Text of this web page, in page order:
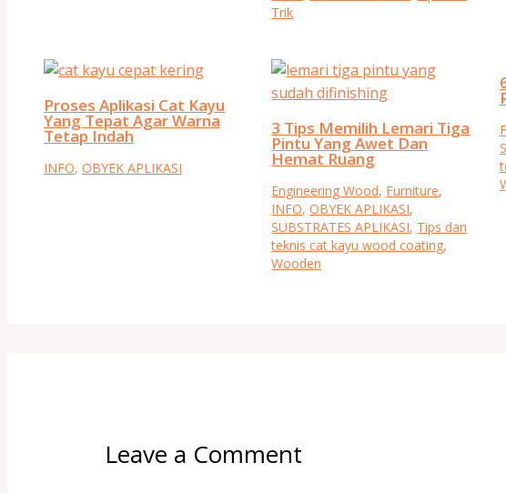
Trik
Proses Aplikasi Cat Kayu
Yang Tepat Agar Warna
Tetap Indah
INFO, OBYEK APLIKASI
3 Tips Memilih Lemari Tiga
Pintu Yang Awet Dan
Hemat Ruang
Engineering Wood, Furniture,
INFO,OBYEK APLIKASI,
SUBSTRATES APLIKASI, Tips dan
teknis cat kayu wood coating,
Wooden
Leave a Comment